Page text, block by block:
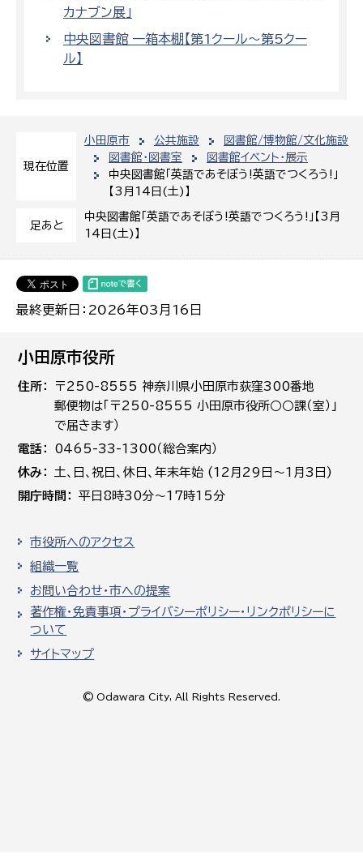
現在位置
小田原市 公共施設
図書館/博物館/文化施設
図書館・図書室
図書館イベント・展示
中央図書館「英語であそぼう!英語でつくろう!」
【3月14日(土)】
足あと
中央図書館「英語であそぼう!英語でつくろう!」【3月
14日(土)】
最終更新日：2026年03月16日
カナブン展」
中央図書館 一箱本棚【第1クール～第5クー
ル】
小田原市役所
住所
〒250-8555 神奈川県小田原市荻窪300番地
郵便物は「〒250-8555 小田原市役所○○課（室）」
で届きます）
電話
0465-33-1300（総合案内）
休み
土､日､祝日、休日、年末年始 (12月29日～1月3日)
開庁時間
平日8時30分～17時15分
市役所へのアクセス
組織一覧
お問い合わせ・市への提案
著作権・免責事項・プライバシーポリシー・リンクポリシーに
ついて
サイトマップ
© Odawara City, All Rights Reserved.